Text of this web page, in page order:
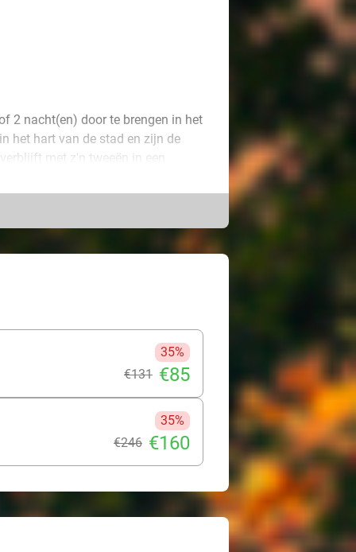
2 nacht(en) door te brengen in het
het hart van de stad en zijn de
met z'n tweeën in een
een bureau, gratis wifi en een
voor je klaar om je verblijf
het Museum voor Schone
vele andere bezienswaardigheden
35%
€131 €85
35%
€246 €160